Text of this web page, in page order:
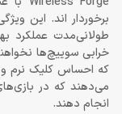
برخوردار اند. این
طولانی‌مدت عملکرد
خرابی سوییچ‌ها
که احساس کلیک نرم و
می‌دهند که در
انجام دهند.